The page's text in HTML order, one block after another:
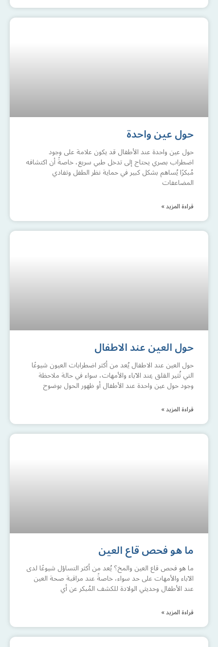
حول عين واحدة
حول عين واحدة عند الأطفال قد يكون علامة على وجود
اضطراب بصري يحتاج إلى تدخل طبي سريع، خاصةً أن اكتشافه
مُبكرًا يُساهم بشكل كبير في حماية نظر الطفل وتفادي
المضاعفات
قراءة المزيد »
حول العين عند الاطفال
حول العين عند الاطفال يُعد من أكثر اضطرابات العيون شيوعًا
التي تُثير القلق عِند الآباء والأمهات، سواء في حالة ملاحظة
وجود حول عين واحدة عند الأطفال أو ظهور الحول بوضوح
قراءة المزيد »
ما هو فحص قاع العين
ما هو فحص قاع العين والمخ؟ يُعد من أكثر التساؤل شيوعًا لدى
الآباء والأمهات على حد سواء، خاصةً عند مراقبة صحة العين
عند الأطفال وحديثي الولادة للكشف المُبكر عن أي
قراءة المزيد »